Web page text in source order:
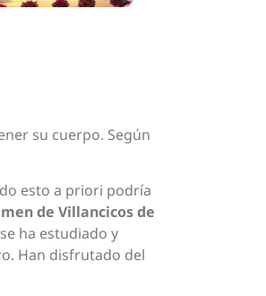
su cuerpo. Según
esto a priori podría
de Villancicos de
ha estudiado y
Han disfrutado del